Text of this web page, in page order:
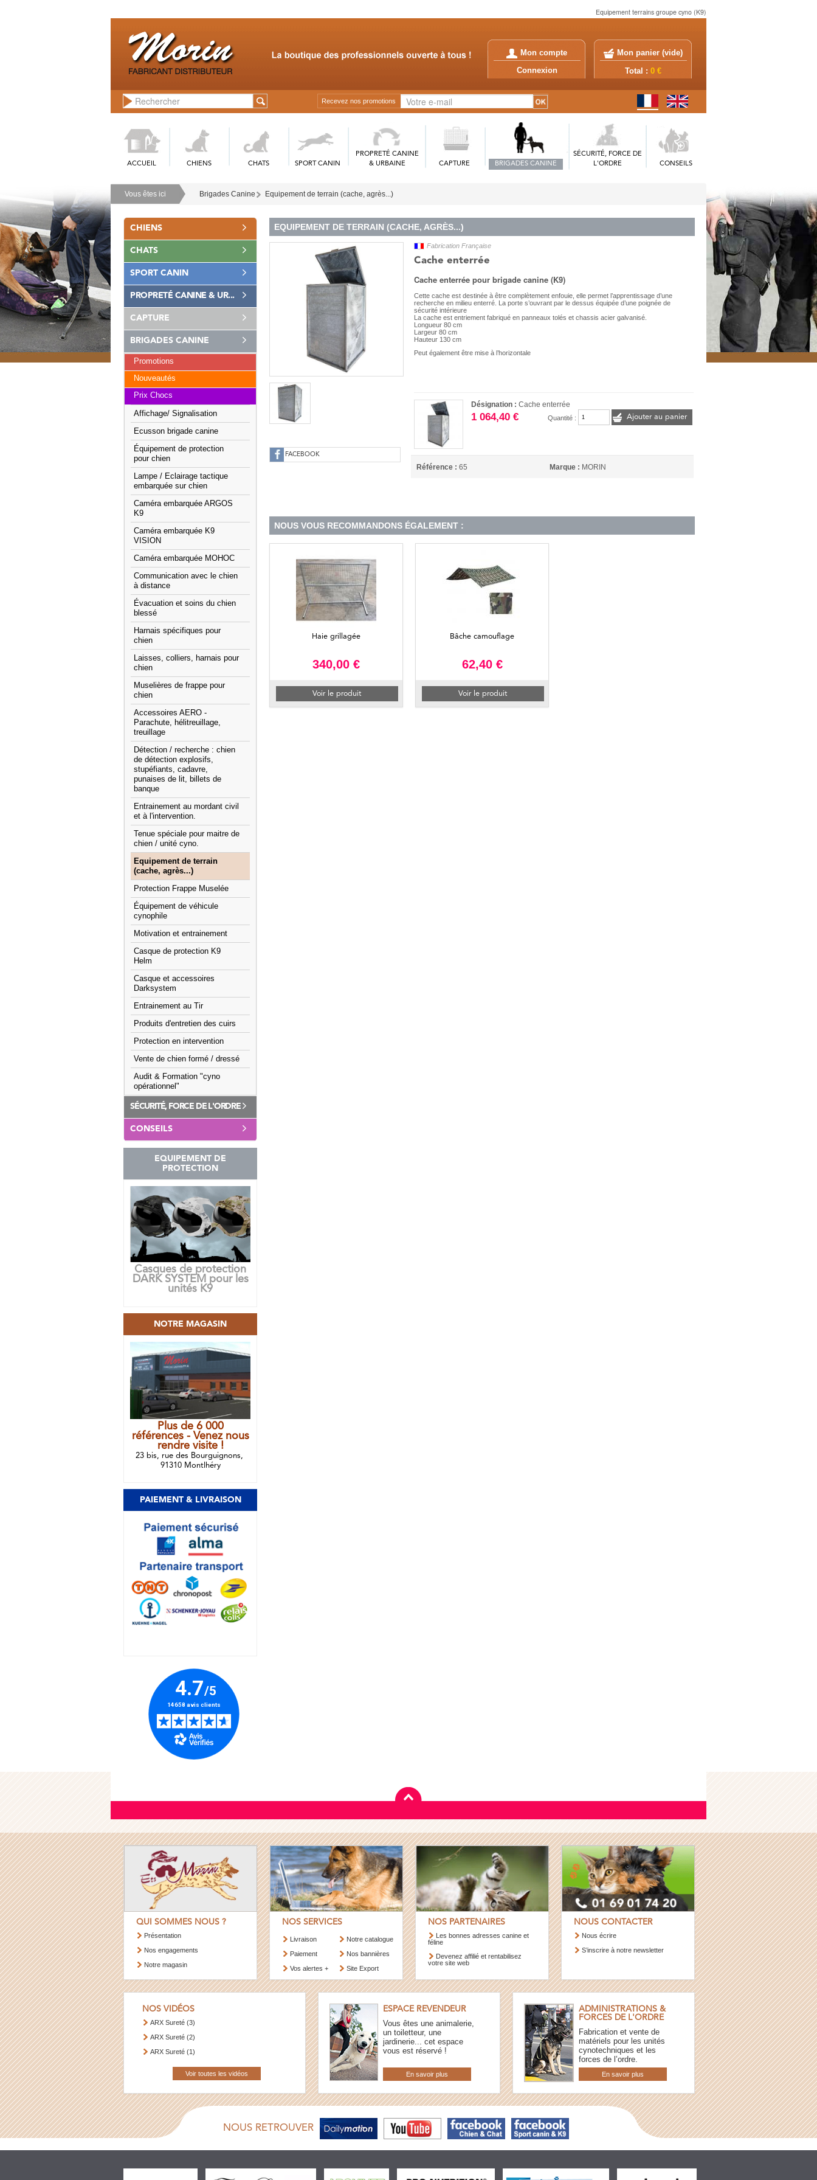
Equipement terrains groupe cyno (K9)
Mon compte
Connexion
Mon panier (vide)
Total : 0 €
Recevez nos promotions
ACCUEIL CHIENS CHATS SPORT CANIN
PROPRETÉ CANINE
& URBAINE
CAPTURE BRIGADES CANINE
SÉCURITÉ, FORCE DE
L'ORDRE
CONSEILS
Vous êtes ici Brigades Canine Equipement de terrain (cache, agrès...)
CHIENS
CHATS
SPORT CANIN
PROPRETÉ CANINE & UR...
CAPTURE
BRIGADES CANINE
Promotions
Nouveautés
Prix Chocs
Affichage/ Signalisation
Ecusson brigade canine
Équipement de protection
pour chien
Lampe / Eclairage tactique
embarquée sur chien
Caméra embarquée ARGOS
K9
Caméra embarquée K9
VISION
Caméra embarquée MOHOC
Communication avec le chien
à distance
Évacuation et soins du chien
blessé
Harnais spécifiques pour
chien
Laisses, colliers, harnais pour
chien
Muselières de frappe pour
chien
Accessoires AERO -
Parachute, hélitreuillage,
treuillage
Détection / recherche : chien
de détection explosifs,
stupéfiants, cadavre,
punaises de lit, billets de
banque
Entrainement au mordant civil
et à l'intervention.
Tenue spéciale pour maitre de
chien / unité cyno.
Equipement de terrain
(cache, agrès...)
Protection Frappe Muselée
Équipement de véhicule
cynophile
Motivation et entrainement
Casque de protection K9
Helm
Casque et accessoires
Darksystem
Entrainement au Tir
Produits d'entretien des cuirs
Protection en intervention
Vente de chien formé / dressé
Audit & Formation "cyno
opérationnel"
SÉCURITÉ, FORCE DE L'ORDRE
CONSEILS
EQUIPEMENT DE
PROTECTION
Casques de protection
DARK SYSTEM pour les
unités K9
NOTRE MAGASIN
Plus de 6 000
références - Venez nous
rendre visite !
23 bis, rue des Bourguignons,
91310 Montlhéry
PAIEMENT & LIVRAISON
EQUIPEMENT DE TERRAIN (CACHE, AGRÈS...)
FACEBOOK
Fabrication Française
Cache enterrée
Cache enterrée pour brigade canine (K9)
Cette cache est destinée à être complètement enfouie, elle permet l’apprentissage d’une
recherche en milieu enterré. La porte s’ouvrant par le dessus équipée d’une poignée de
sécurité intérieure
La cache est entriement fabriqué en panneaux tolés et chassis acier galvanisé.
Longueur 80 cm
Largeur 80 cm
Hauteur 130 cm
Peut également être mise à l’horizontale
Désignation :Cache enterrée
1 064,40 € Quantité : Ajouter au panier
Référence : 65 Marque : MORIN
NOUS VOUS RECOMMANDONS ÉGALEMENT :
Haie grillagée
340,00 €
Voir le produit
Bâche camouflage
62,40 €
Voir le produit
QUI SOMMES NOUS ?
Présentation
Nos engagements
Notre magasin
NOS SERVICES
Livraison
Paiement
Vos alertes +
Notre catalogue
Nos bannières
Site Export
NOS PARTENAIRES
Les bonnes adresses canine et
féline
Devenez affilié et rentabilisez
votre site web
NOUS CONTACTER
Nous écrire
S’inscrire à notre newsletter
NOS VIDÉOS
ARX Sureté (3)
ARX Sureté (2)
ARX Sureté (1)
Voir toutes les vidéos
ESPACE REVENDEUR
Vous êtes une animalerie,
un toiletteur, une
jardinerie... cet espace
vous est réservé !
En savoir plus
ADMINISTRATIONS &
FORCES DE L'ORDRE
Fabrication et vente de
matériels pour les unités
cynotechniques et les
forces de l’ordre.
En savoir plus
NOUS RETROUVER